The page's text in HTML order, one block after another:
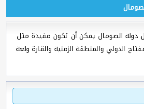
دولة الصومال يمكن أن تكون مفيدة مثل
الدولي والمنطقة الزمنية والقارة ولغة